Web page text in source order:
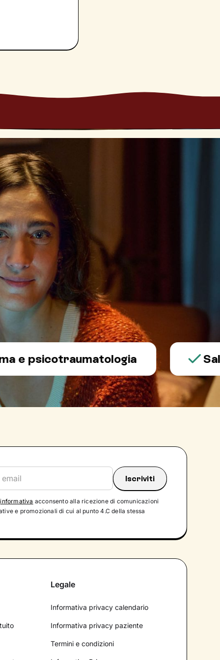
Salute
informativa acconsento alla ricezione di comunicazioni
e promozionali di cui al punto 4.C della stessa
Legale
Informativa privacy calendario
Informativa privacy paziente
Termini e condizioni